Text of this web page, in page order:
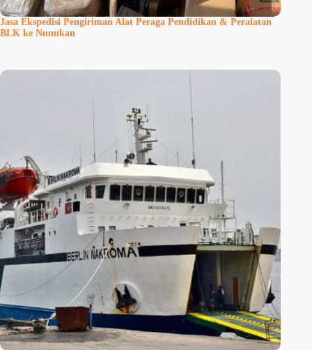
Jasa Ekspedisi Pengiriman Alat Peraga Pendidikan & Peralatan
BLK ke Nunukan